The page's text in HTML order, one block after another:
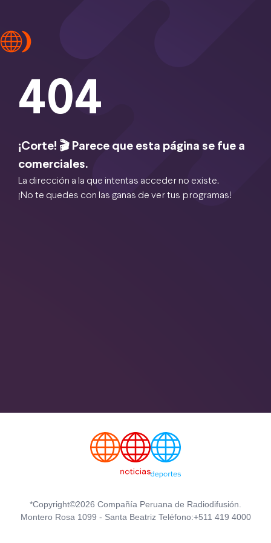
404
¡Corte! 🎬 Parece que esta página se fue a
comerciales.
La dirección a la que intentas acceder no existe.
¡No te quedes con las ganas de ver tus programas!
*Copyright©2026 Compañía Peruana de Radiodifusión.
Montero Rosa 1099 - Santa Beatriz Teléfono:+511 419 4000